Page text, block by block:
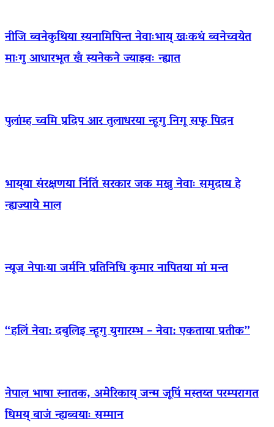
नीजि ब्वनेकुथिया स्यनामिपिन्त नेवाःभाय् खःकथं ब्वनेच्वयेत
माःगु आधारभूत खँ स्यनेकने ज्याझ्वः न्ह्यात
पुलांम्ह च्वमि प्रदिप आर तुलाधरया न्हूगु निगू सफू पिदन
भाय्‌या संरक्षणया निंतिं सरकार जक मखु नेवाः समुदाय हे
न्ह्यज्याये माल
न्यूज नेपाःया जर्मनि प्रतिनिधि कुमार नापितया मां मन्त
“हलिं नेवा: दबुलिइ न्हूगु युगारम्भ – नेवा: एकताया प्रतीक”
नेपाल भाषा स्नातक, अमेरिकाय् जन्म जूपिं मस्तय्त परम्परागत
धिमय् बाजं न्ह्यब्वयाः सम्मान